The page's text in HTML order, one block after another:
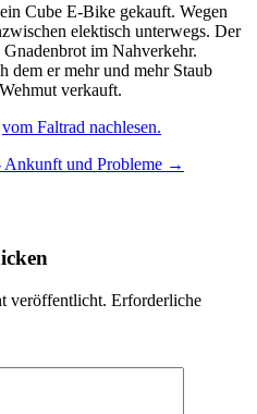
Cube E-Bike gekauft. Wegen
elektisch unterwegs. Der
im Nahverkehr.
dem er mehr und mehr Staub
verkauft.
vom Faltrad nachlesen.
und Probleme →
veröffentlicht. Erforderliche